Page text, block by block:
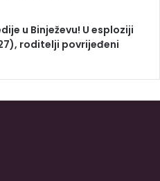
u Binježevu! U esploziji
roditelji povrijeđeni